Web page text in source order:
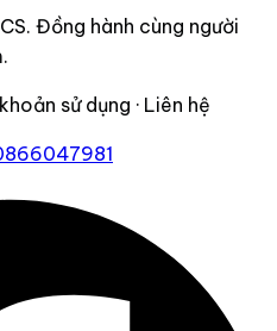
Đồng hành cùng người
sử dụng · Liên hệ